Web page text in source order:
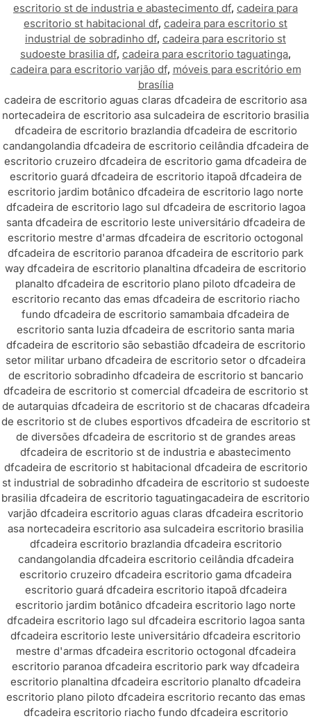
escritorio st de industria e abastecimento df, cadeira para
escritorio st habitacional df, cadeira para escritorio st
industrial de sobradinho df, cadeira para escritorio st
sudoeste brasilia df, cadeira para escritorio taguatinga,
cadeira para escritorio varjão df, móveis para escritório em
brasília
cadeira de escritorio aguas claras dfcadeira de escritorio asa
nortecadeira de escritorio asa sulcadeira de escritorio brasilia
dfcadeira de escritorio brazlandia dfcadeira de escritorio
candangolandia dfcadeira de escritorio ceilândia dfcadeira de
escritorio cruzeiro dfcadeira de escritorio gama dfcadeira de
escritorio guará dfcadeira de escritorio itapoã dfcadeira de
escritorio jardim botânico dfcadeira de escritorio lago norte
dfcadeira de escritorio lago sul dfcadeira de escritorio lagoa
santa dfcadeira de escritorio leste universitário dfcadeira de
escritorio mestre d'armas dfcadeira de escritorio octogonal
dfcadeira de escritorio paranoa dfcadeira de escritorio park
way dfcadeira de escritorio planaltina dfcadeira de escritorio
planalto dfcadeira de escritorio plano piloto dfcadeira de
escritorio recanto das emas dfcadeira de escritorio riacho
fundo dfcadeira de escritorio samambaia dfcadeira de
escritorio santa luzia dfcadeira de escritorio santa maria
dfcadeira de escritorio são sebastião dfcadeira de escritorio
setor militar urbano dfcadeira de escritorio setor o dfcadeira
de escritorio sobradinho dfcadeira de escritorio st bancario
dfcadeira de escritorio st comercial dfcadeira de escritorio st
de autarquias dfcadeira de escritorio st de chacaras dfcadeira
de escritorio st de clubes esportivos dfcadeira de escritorio st
de diversões dfcadeira de escritorio st de grandes areas
dfcadeira de escritorio st de industria e abastecimento
dfcadeira de escritorio st habitacional dfcadeira de escritorio
st industrial de sobradinho dfcadeira de escritorio st sudoeste
brasilia dfcadeira de escritorio taguatingacadeira de escritorio
varjão dfcadeira escritorio aguas claras dfcadeira escritorio
asa nortecadeira escritorio asa sulcadeira escritorio brasilia
dfcadeira escritorio brazlandia dfcadeira escritorio
candangolandia dfcadeira escritorio ceilândia dfcadeira
escritorio cruzeiro dfcadeira escritorio gama dfcadeira
escritorio guará dfcadeira escritorio itapoã dfcadeira
escritorio jardim botânico dfcadeira escritorio lago norte
dfcadeira escritorio lago sul dfcadeira escritorio lagoa santa
dfcadeira escritorio leste universitário dfcadeira escritorio
mestre d'armas dfcadeira escritorio octogonal dfcadeira
escritorio paranoa dfcadeira escritorio park way dfcadeira
escritorio planaltina dfcadeira escritorio planalto dfcadeira
escritorio plano piloto dfcadeira escritorio recanto das emas
dfcadeira escritorio riacho fundo dfcadeira escritorio